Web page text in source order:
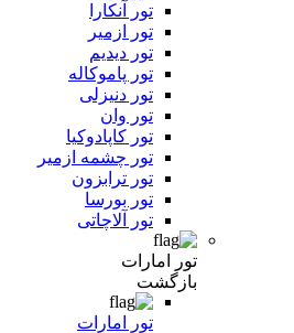
تور آنکارا
تور ازمیر
تور دیدیم
تور پاموکاله
تور دنیزلی
تور وان
تور کاپادوکیا
تور چشمه ازمیر
تور ترابزون
تور بورسا
تور آلاچاتی
تور امارات
بازگشت
تور امارات